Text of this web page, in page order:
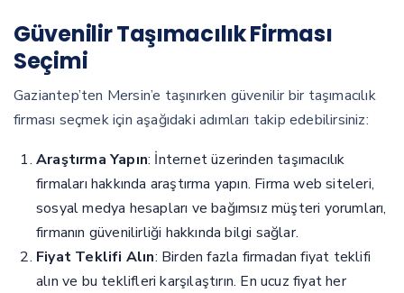
Güvenilir Taşımacılık Firması
Seçimi
Gaziantep’ten Mersin’e taşınırken güvenilir bir taşımacılık
firması seçmek için aşağıdaki adımları takip edebilirsiniz:
Araştırma Yapın: İnternet üzerinden taşımacılık
firmaları hakkında araştırma yapın. Firma web siteleri,
sosyal medya hesapları ve bağımsız müşteri yorumları,
firmanın güvenilirliği hakkında bilgi sağlar.
Fiyat Teklifi Alın: Birden fazla firmadan fiyat teklifi
alın ve bu teklifleri karşılaştırın. En ucuz fiyat her